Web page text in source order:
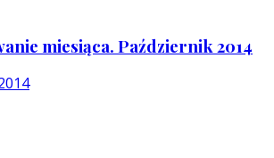
miesiąca. Październik 2014